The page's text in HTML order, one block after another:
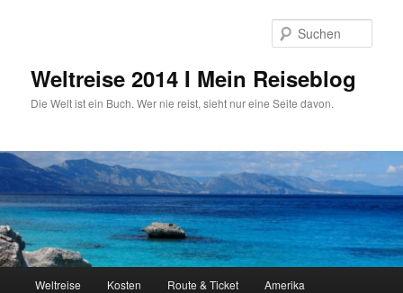
Weltreise 2014 I Mein Reiseblog
Die Welt ist ein Buch. Wer nie reist, sieht nur eine Seite davon.
Weltreise Kosten Route & Ticket Amerika